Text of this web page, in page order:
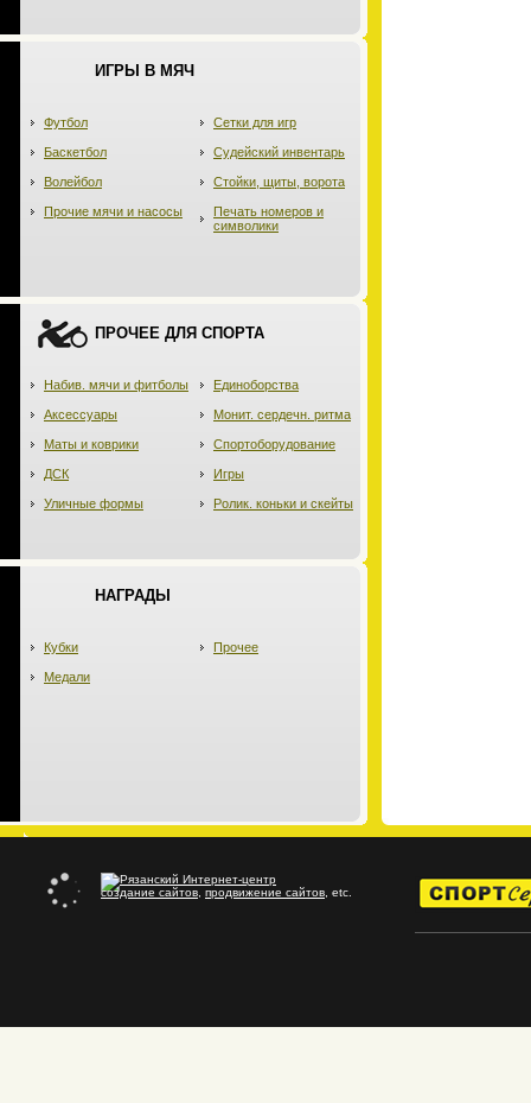
ИГРЫ В МЯЧ
Футбол
Баскетбол
Волейбол
Прочие мячи и насосы
Сетки для игр
Судейский инвентарь
Стойки, щиты, ворота
Печать номеров и
символики
ПРОЧЕЕ ДЛЯ СПОРТА
Набив. мячи и фитболы
Аксессуары
Маты и коврики
ДСК
Уличные формы
Единоборства
Монит. сердечн. ритма
Спортоборудование
Игры
Ролик. коньки и скейты
НАГРАДЫ
Кубки
Медали
Прочее
создание сайтов продвижение сайтов , etc.